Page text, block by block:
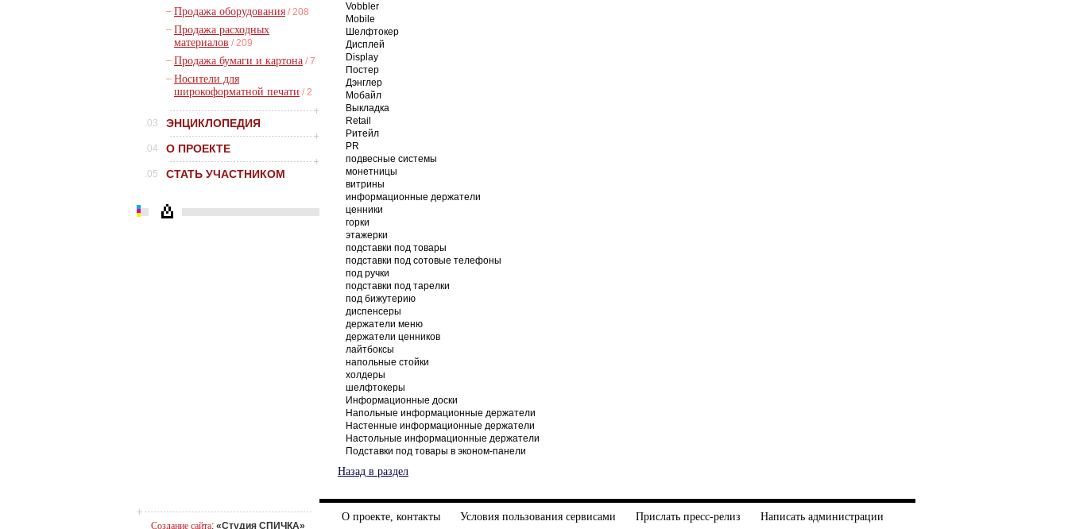
– Продажа оборудования / 208
– Продажа расходных
материалов / 209
– Продажа бумаги и картона / 7
– Носители для
широкоформатной печати / 2
.03 ЭНЦИКЛОПЕДИЯ
.04 О ПРОЕКТЕ
.05 СТАТЬ УЧАСТНИКОМ
Создание сайта: «Студия СПИЧКА»
Vobbler
Mobile
Шелфтокер
Дисплей
Display
Постер
Дэнглер
Мобайл
Выкладка
Retail
Ритейл
PR
подвесные системы
монетницы
витрины
информационные держатели
ценники
горки
этажерки
подставки под товары
подставки под сотовые телефоны
под ручки
подставки под тарелки
под бижутерию
диспенсеры
держатели меню
держатели ценников
лайтбоксы
напольные стойки
холдеры
шелфтокеры
Информационные доски
Напольные информационные держатели
Настенные информационные держатели
Настольные информационные держатели
Подставки под товары в эконом-панели
Назад в раздел
О проекте, контакты Условия пользования сервисами Прислать пресс-релиз Написать администрации